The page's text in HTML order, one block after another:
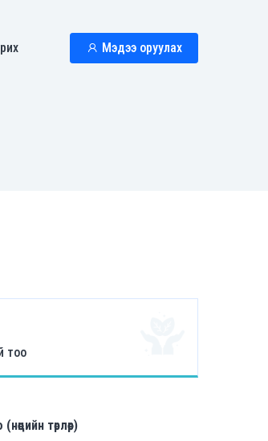
Мэдээ оруулах
тоо
төрлөөр)